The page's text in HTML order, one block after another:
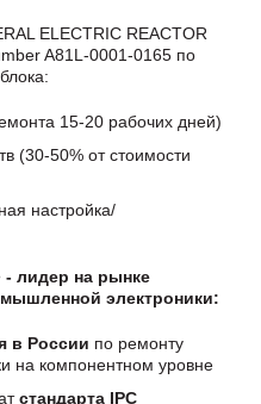
ELECTRIC REACTOR
A81L-0001-0165 по
15-20 рабочих дней)
(30-50% от стоимости
настройка/
- лидер на рынке
электроники:
в России по ремонту
на компонентном уровне
стандарта IPC